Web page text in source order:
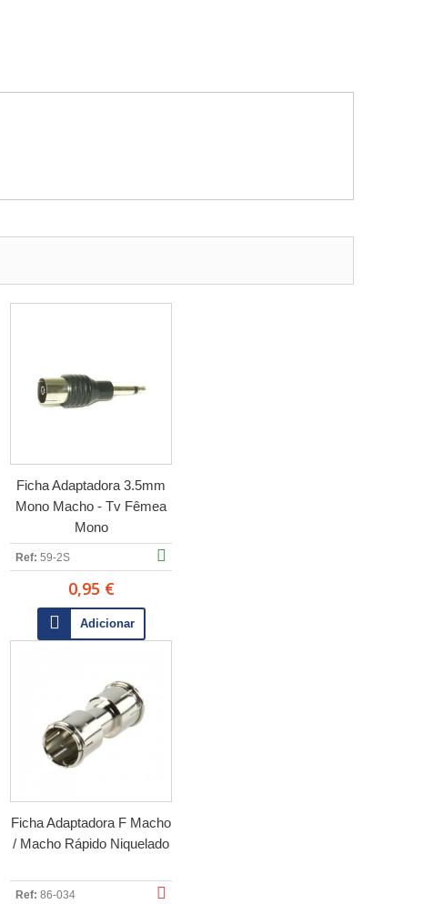
Ficha Adaptadora 3.5mm
Mono Macho - Tv Fêmea
Mono
Ref: 59-2S
0,95 €
Adicionar
Ficha Adaptadora F Macho
/ Macho Rápido Niquelado
Ref: 86-034